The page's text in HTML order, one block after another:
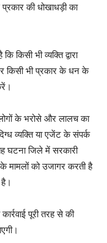
की धोखाधड़ी का
भी व्यक्ति द्वारा
किसी भी प्रकार के धन के
के भरोसे और लालच का
व्यक्ति या एजेंट के संपर्क
घटना जिले में सरकारी
के मामलों को उजागर करती है
पूरी तरह से की